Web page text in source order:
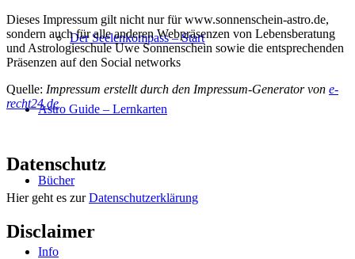
Der Seelenkompass – Start
Astro Guide – Lernkarten
Bücher
Info
Dieses Impressum gilt nicht nur für www.sonnenschein-astro.de,
sondern auch für alle anderen Webpräsenzen von Lebensberatung
und Astrologieschule Uwe Sonnenschein sowie die entsprechenden
Präsenzen auf den Social networks
Quelle: Impressum erstellt durch den Impressum-Generator von e-
recht24.de
Datenschutz
Hier geht es zurDatenschutzerklärung
Disclaimer